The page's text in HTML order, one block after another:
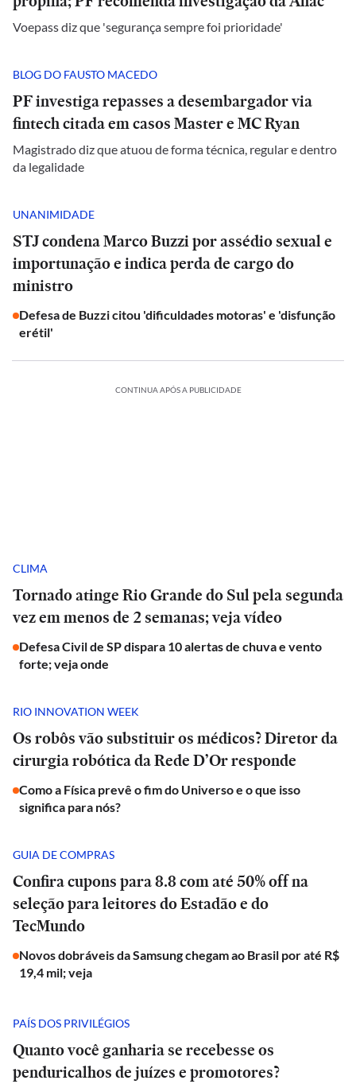
Voepass diz que 'segurança sempre foi prioridade'
BLOG DO FAUSTO MACEDO
PF investiga repasses a desembargador via
fintech citada em casos Master e MC Ryan
Magistrado diz que atuou de forma técnica, regular e dentro
da legalidade
UNANIMIDADE
STJ condena Marco Buzzi por assédio sexual e
importunação e indica perda de cargo do
ministro
Defesa de Buzzi citou 'dificuldades motoras' e 'disfunção
erétil'
CONTINUA APÓS A PUBLICIDADE
CLIMA
Tornado atinge Rio Grande do Sul pela segunda
vez em menos de 2 semanas; veja vídeo
Defesa Civil de SP dispara 10 alertas de chuva e vento
forte; veja onde
RIO INNOVATION WEEK
Os robôs vão substituir os médicos? Diretor da
cirurgia robótica da Rede D’Or responde
Como a Física prevê o fim do Universo e o que isso
significa para nós?
GUIA DE COMPRAS
Confira cupons para 8.8 com até 50% off na
seleção para leitores do Estadão e do
TecMundo
Novos dobráveis da Samsung chegam ao Brasil por até R$
19,4 mil; veja
PAÍS DOS PRIVILÉGIOS
Quanto você ganharia se recebesse os
penduricalhos de juízes e promotores?